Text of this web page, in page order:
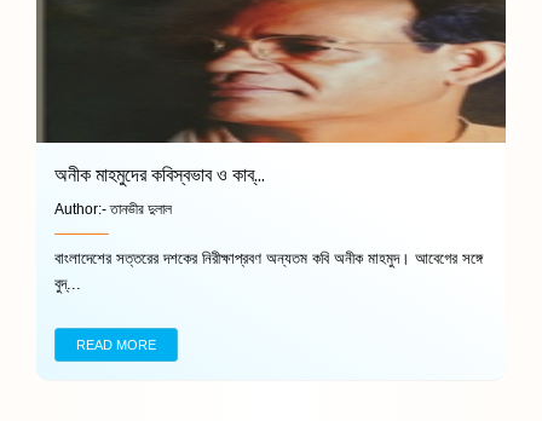
অনীক মাহমুদের কবিস্বভাব ও কাব্...
Author:-তানভীর দুলাল
বাংলাদেশের সত্তরের দশকের নিরীক্ষাপ্রবণ অন্যতম কবি অনীক মাহমুদ। আবেগের সঙ্গে
বুদ্...
READ MORE